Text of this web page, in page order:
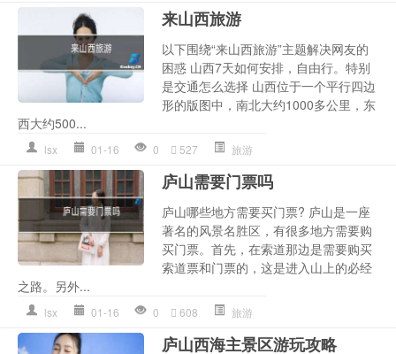
来山西旅游
以下围绕“来山西旅游”主题解决网友的
困惑 山西7天如何安排，自由行。特别
是交通怎么选择 山西位于一个平行四边
形的版图中，南北大约1000多公里，东
西大约500...
lsx 01-16 0 527 旅游
庐山需要门票吗
庐山哪些地方需要买门票? 庐山是一座
著名的风景名胜区，有很多地方需要购
买门票。首先，在索道那边是需要购买
索道票和门票的，这是进入山上的必经
之路。另外...
lsx 01-16 0 608 旅游
庐山西海主景区游玩攻略